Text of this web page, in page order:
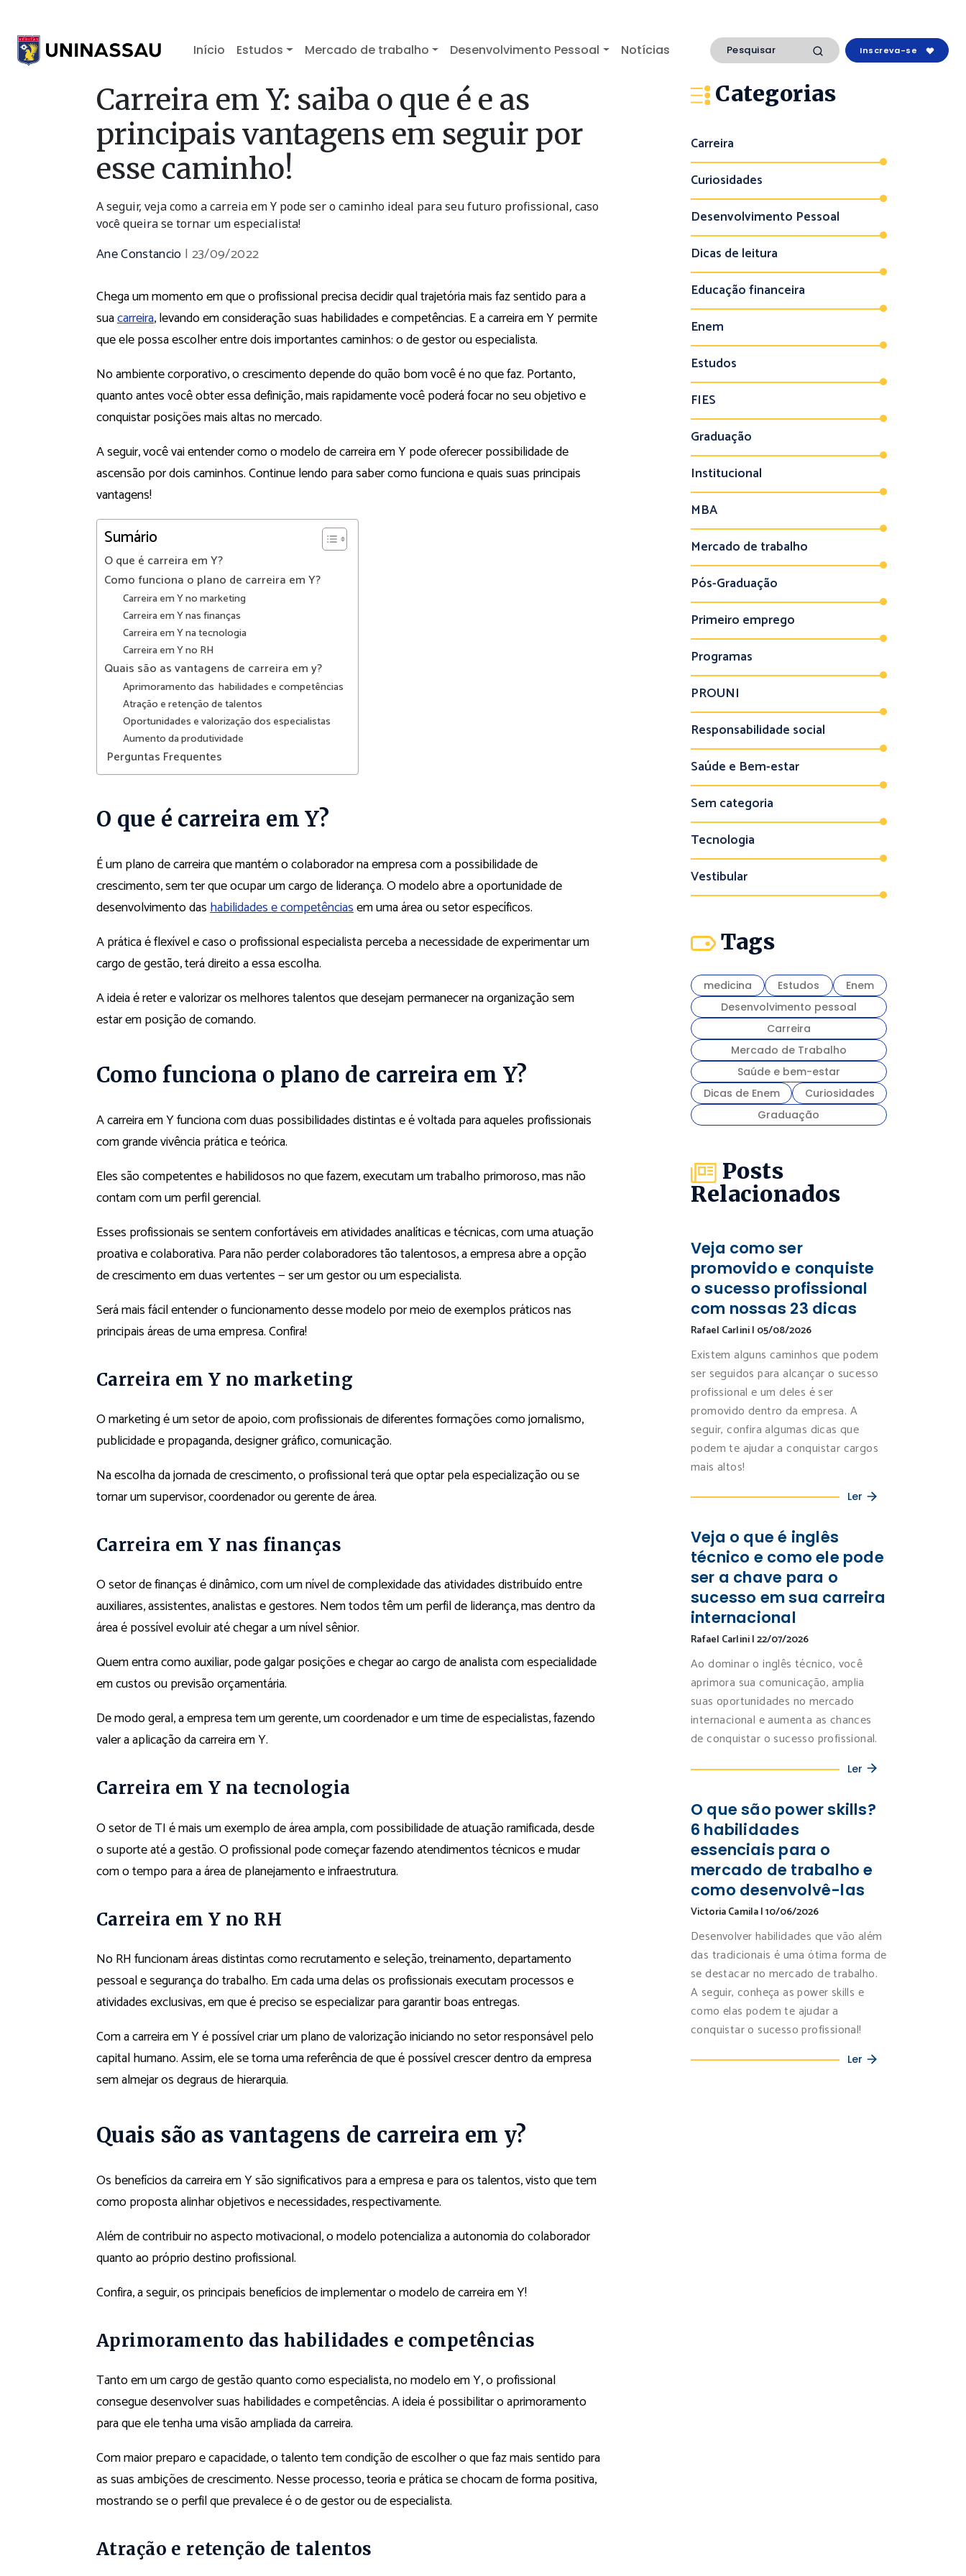
Início Estudos Mercado de trabalho Desenvolvimento Pessoal Notícias Inscreva-se
Carreira em Y: saiba o que é e as
principais vantagens em seguir por
esse caminho!
A seguir, veja como a carreia em Y pode ser o caminho ideal para seu futuro profissional, caso
você queira se tornar um especialista!
Ane Constancio | 23/09/2022
Chega um momento em que o profissional precisa decidir qual trajetória mais faz sentido para a
suacarreira, levando em consideração suas habilidades e competências. E a carreira em Y permite
que ele possa escolher entre dois importantes caminhos: o de gestor ou especialista.
No ambiente corporativo, o crescimento depende do quão bom você é no que faz. Portanto,
quanto antes você obter essa definição, mais rapidamente você poderá focar no seu objetivo e
conquistar posições mais altas no mercado.
A seguir, você vai entender como o modelo de carreira em Y pode oferecer possibilidade de
ascensão por dois caminhos. Continue lendo para saber como funciona e quais suas principais
vantagens!
Sumário
O que é carreira em Y?
Como funciona o plano de carreira em Y?
Carreira em Y no marketing
Carreira em Y nas finanças
Carreira em Y na tecnologia
Carreira em Y no RH
Quais são as vantagens de carreira em y?
Aprimoramento das habilidades e competências
Atração e retenção de talentos
Oportunidades e valorização dos especialistas
Aumento da produtividade
Perguntas Frequentes
O que é carreira em Y?
É um plano de carreira que mantém o colaborador na empresa com a possibilidade de
crescimento, sem ter que ocupar um cargo de liderança. O modelo abre a oportunidade de
desenvolvimento dashabilidades e competênciasem uma área ou setor específicos.
A prática é flexível e caso o profissional especialista perceba a necessidade de experimentar um
cargo de gestão, terá direito a essa escolha.
A ideia é reter e valorizar os melhores talentos que desejam permanecer na organização sem
estar em posição de comando.
Como funciona o plano de carreira em Y?
A carreira em Y funciona com duas possibilidades distintas e é voltada para aqueles profissionais
com grande vivência prática e teórica.
Eles são competentes e habilidosos no que fazem, executam um trabalho primoroso, mas não
contam com um perfil gerencial.
Esses profissionais se sentem confortáveis em atividades analíticas e técnicas, com uma atuação
proativa e colaborativa. Para não perder colaboradores tão talentosos, a empresa abre a opção
de crescimento em duas vertentes — ser um gestor ou um especialista.
Será mais fácil entender o funcionamento desse modelo por meio de exemplos práticos nas
principais áreas de uma empresa. Confira!
Carreira em Y no marketing
O marketing é um setor de apoio, com profissionais de diferentes formações como jornalismo,
publicidade e propaganda, designer gráfico, comunicação.
Na escolha da jornada de crescimento, o profissional terá que optar pela especialização ou se
tornar um supervisor, coordenador ou gerente de área.
Carreira em Y nas finanças
O setor de finanças é dinâmico, com um nível de complexidade das atividades distribuído entre
auxiliares, assistentes, analistas e gestores. Nem todos têm um perfil de liderança, mas dentro da
área é possível evoluir até chegar a um nível sênior.
Quem entra como auxiliar, pode galgar posições e chegar ao cargo de analista com especialidade
em custos ou previsão orçamentária.
De modo geral, a empresa tem um gerente, um coordenador e um time de especialistas, fazendo
valer a aplicação da carreira em Y.
Carreira em Y na tecnologia
O setor de TI é mais um exemplo de área ampla, com possibilidade de atuação ramificada, desde
o suporte até a gestão. O profissional pode começar fazendo atendimentos técnicos e mudar
com o tempo para a área de planejamento e infraestrutura.
Carreira em Y no RH
No RH funcionam áreas distintas como recrutamento e seleção, treinamento, departamento
pessoal e segurança do trabalho. Em cada uma delas os profissionais executam processos e
atividades exclusivas, em que é preciso se especializar para garantir boas entregas.
Com a carreira em Y é possível criar um plano de valorização iniciando no setor responsável pelo
capital humano. Assim, ele se torna uma referência de que é possível crescer dentro da empresa
sem almejar os degraus de hierarquia.
Quais são as vantagens de carreira em y?
Os benefícios da carreira em Y são significativos para a empresa e para os talentos, visto que tem
como proposta alinhar objetivos e necessidades, respectivamente.
Além de contribuir no aspecto motivacional, o modelo potencializa a autonomia do colaborador
quanto ao próprio destino profissional.
Confira, a seguir, os principais benefícios de implementar o modelo de carreira em Y!
Aprimoramento das habilidades e competências
Tanto em um cargo de gestão quanto como especialista, no modelo em Y, o profissional
consegue desenvolver suas habilidades e competências. A ideia é possibilitar o aprimoramento
para que ele tenha uma visão ampliada da carreira.
Com maior preparo e capacidade, o talento tem condição de escolher o que faz mais sentido para
as suas ambições de crescimento. Nesse processo, teoria e prática se chocam de forma positiva,
mostrando se o perfil que prevalece é o de gestor ou de especialista.
Atração e retenção de talentos
Categorias
Carreira
Curiosidades
Desenvolvimento Pessoal
Dicas de leitura
Educação financeira
Enem
Estudos
FIES
Graduação
Institucional
MBA
Mercado de trabalho
Pós-Graduação
Primeiro emprego
Programas
PROUNI
Responsabilidade social
Saúde e Bem-estar
Sem categoria
Tecnologia
Vestibular
Tags
medicina Estudos
Enem
Desenvolvimento pessoal
Carreira
Mercado de Trabalho
Saúde e bem-estar
Dicas de Enem
Curiosidades
Graduação
Posts
Relacionados
Veja como ser
promovido e conquiste
o sucesso profissional
com nossas 23 dicas
Rafael Carlini| 05/08/2026
Existem alguns caminhos que podem
ser seguidos para alcançar o sucesso
profissional e um deles é ser
promovido dentro da empresa. A
seguir, confira algumas dicas que
podem te ajudar a conquistar cargos
mais altos!
Ler
Veja o que é inglês
técnico e como ele pode
ser a chave para o
sucesso em sua carreira
internacional
Rafael Carlini|22/07/2026
Ao dominar o inglês técnico, você
aprimora sua comunicação, amplia
suas oportunidades no mercado
internacional e aumenta as chances
de conquistar o sucesso profissional.
Ler
O que são power skills?
6 habilidades
essenciais para o
mercado de trabalho e
como desenvolvê-las
Victoria Camila|10/06/2026
Desenvolver habilidades que vão além
das tradicionais é uma ótima forma de
se destacar no mercado de trabalho.
A seguir, conheça as power skills e
como elas podem te ajudar a
conquistar o sucesso profissional!
Ler